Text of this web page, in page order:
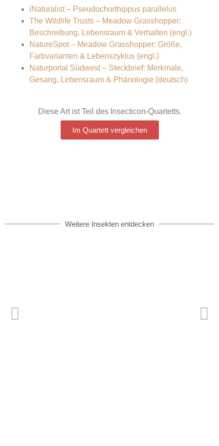
iNaturalist – Pseudochorthippus parallelus
The Wildlife Trusts – Meadow Grasshopper:
Beschreibung, Lebensraum & Verhalten (engl.)
NatureSpot – Meadow Grasshopper: Größe,
Farbvarianten & Lebenszyklus (engl.)
Naturportal Südwest – Steckbrief: Merkmale,
Gesang, Lebensraum & Phänologie (deutsch)
Diese Art ist Teil des Insecticon-Quartetts.
Im Quartett vergleichen
Weitere Insekten entdecken